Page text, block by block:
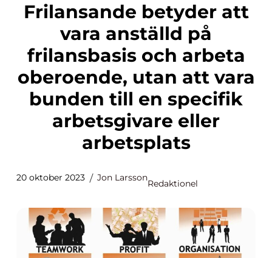
Frilansande betyder att
vara anställd på
frilansbasis och arbeta
oberoende, utan att vara
bunden till en specifik
arbetsgivare eller
arbetsplats
20 oktober 2023 Jon Larsson
Redaktionel